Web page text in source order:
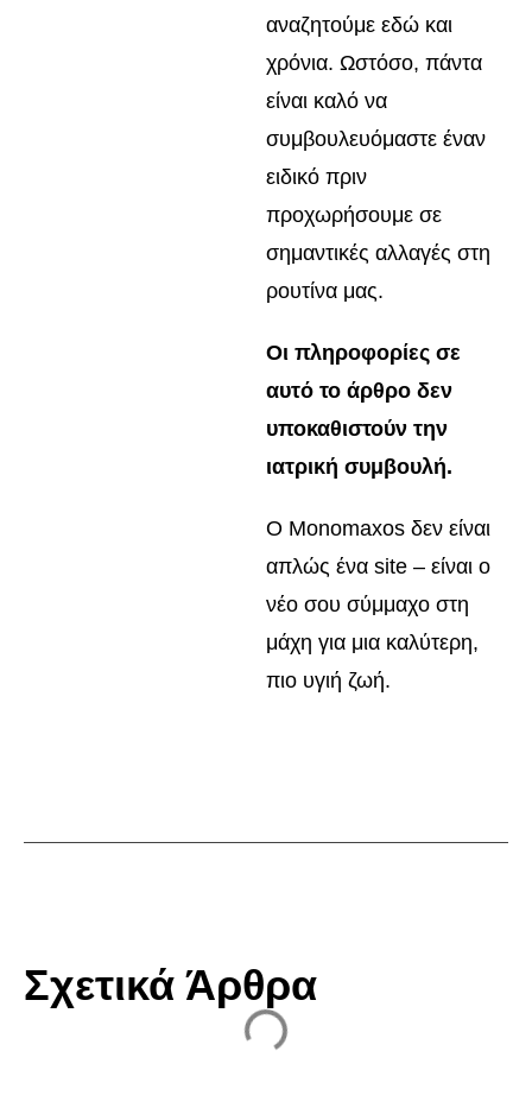
αναζητούμε εδώ και
χρόνια. Ωστόσο, πάντα
είναι καλό να
συμβουλευόμαστε έναν
ειδικό πριν
προχωρήσουμε σε
σημαντικές αλλαγές στη
ρουτίνα μας.
Οι πληροφορίες σε
αυτό το άρθρο δεν
υποκαθιστούν την
ιατρική συμβουλή.
Ο Monomaxos δεν είναι
απλώς ένα site – είναι ο
νέο σου σύμμαχο στη
μάχη για μια καλύτερη,
πιο υγιή ζωή.
Σχετικά Άρθρα